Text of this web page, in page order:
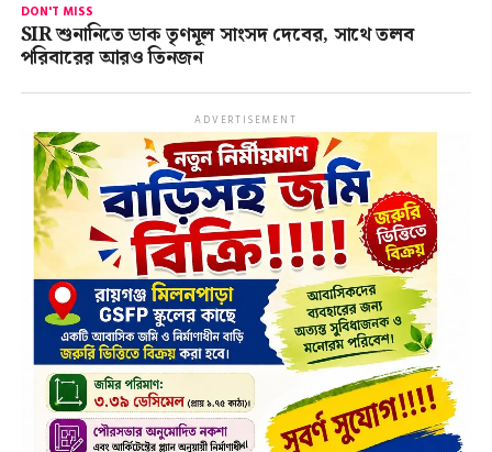
DON'T MISS
SIR শুনানিতে ডাক তৃণমূল সাংসদ দেবের, সাথে তলব
পরিবারের আরও তিনজন
ADVERTISEMENT